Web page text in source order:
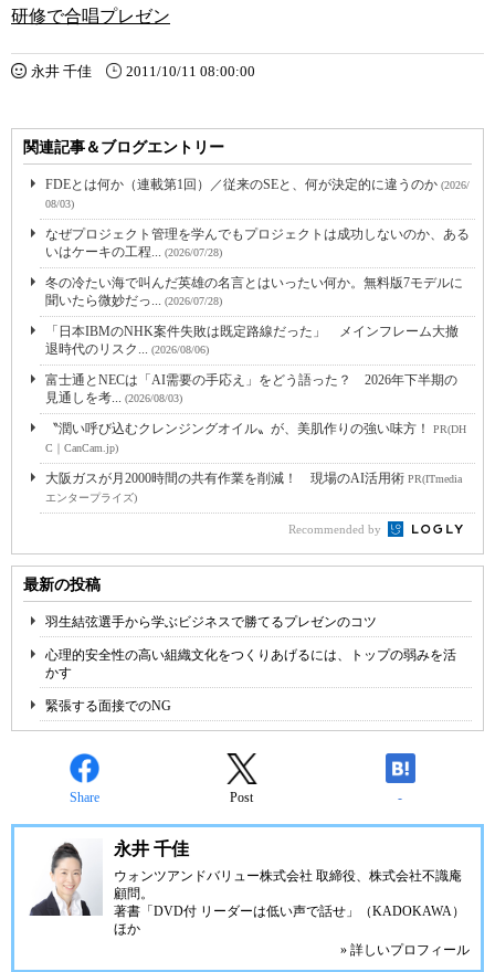
研修で合唱プレゼン
永井 千佳 2011/10/11 08:00:00
関連記事＆ブログエントリー
FDEとは何か（連載第1回）／従来のSEと、何が決定的に違うのか (2026/
08/03)
なぜプロジェクト管理を学んでもプロジェクトは成功しないのか、ある
いはケーキの工程... (2026/07/28)
冬の冷たい海で叫んだ英雄の名言とはいったい何か。無料版7モデルに
聞いたら微妙だっ... (2026/07/28)
「日本IBMのNHK案件失敗は既定路線だった」 メインフレーム大撤
退時代のリスク... (2026/08/06)
富士通とNECは「AI需要の手応え」をどう語った？ 2026年下半期の
見通しを考... (2026/08/03)
〝潤い呼び込むクレンジングオイル〟が、美肌作りの強い味方！
PR(DH
C｜CanCam.jp)
大阪ガスが月2000時間の共有作業を削減！ 現場のAI活用術 PR(ITmedia
エンタープライズ)
Recommended by
最新の投稿
羽生結弦選手から学ぶビジネスで勝てるプレゼンのコツ
心理的安全性の高い組織文化をつくりあげるには、トップの弱みを活
かす
緊張する面接でのNG
Share Post -
永井 千佳
ウォンツアンドバリュー株式会社 取締役、株式会社不識庵
顧問。
著書「DVD付 リーダーは低い声で話せ」（KADOKAWA）
ほか
» 詳しいプロフィール